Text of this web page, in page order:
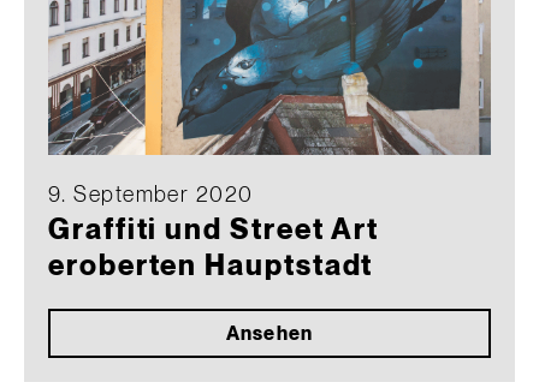
9. September 2020
Graffiti und Street Art
eroberten Hauptstadt
Ansehen